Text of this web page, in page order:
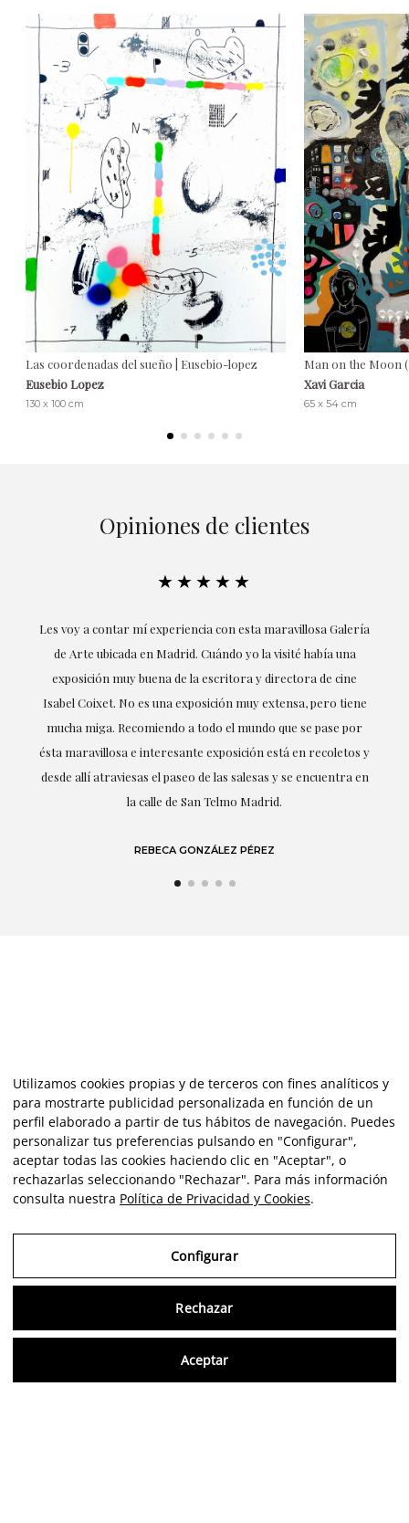
Las coordenadas del sueño | Eusebio-lopez
Eusebio Lopez
130 x 100 cm
Man on the Moon
Xavi Garcia
65 x 54 cm
Opiniones de clientes
★★★★★
voy a contar mí experiencia con esta maravillosa Galería
de Arte ubicada en Madrid. Cuándo yo la visité había una
exposición muy buena de la escritora y directora de cine
Isabel Coixet. No es una exposición muy extensa, pero tiene
mucha miga. Recomiendo a todo el mundo que se pase por
maravillosa e interesante exposición está en recoletos y
desde allí atraviesas el paseo de las salesas y se encuentra en
la calle de San Telmo Madrid.
REBECA GONZÁLEZ PÉREZ
Utilizamos cookies propias y de terceros con fines analíticos y
para mostrarte publicidad personalizada en función de un
perfil elaborado a partir de tus hábitos de navegación. Puedes
personalizar tus preferencias pulsando en "Configurar",
aceptar todas las cookies haciendo clic en "Aceptar", o
rechazarlas seleccionando "Rechazar". Para más información
consulta nuestra Política de Privacidad y Cookies.
Configurar
Rechazar
Aceptar